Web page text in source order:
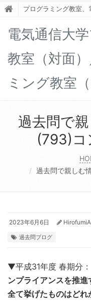
プログラミング教室
電気通信大
教室（対面
ミング教室
過去問で
(793)コ
過去問で親しむ
2023年6月6日
過去問ブログ
▼平成31年度 春期分：
ンプライアンスを推
全て挙げたものはどれ